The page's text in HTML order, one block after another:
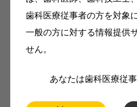
歯科医療従事者の方を対象
一般の方に対する情報提供
せん。
あなたは歯科医療従
メリット